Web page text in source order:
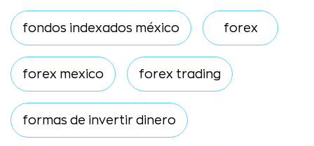
fondos indexados méxico forex
forex mexico forex trading
formas de invertir dinero